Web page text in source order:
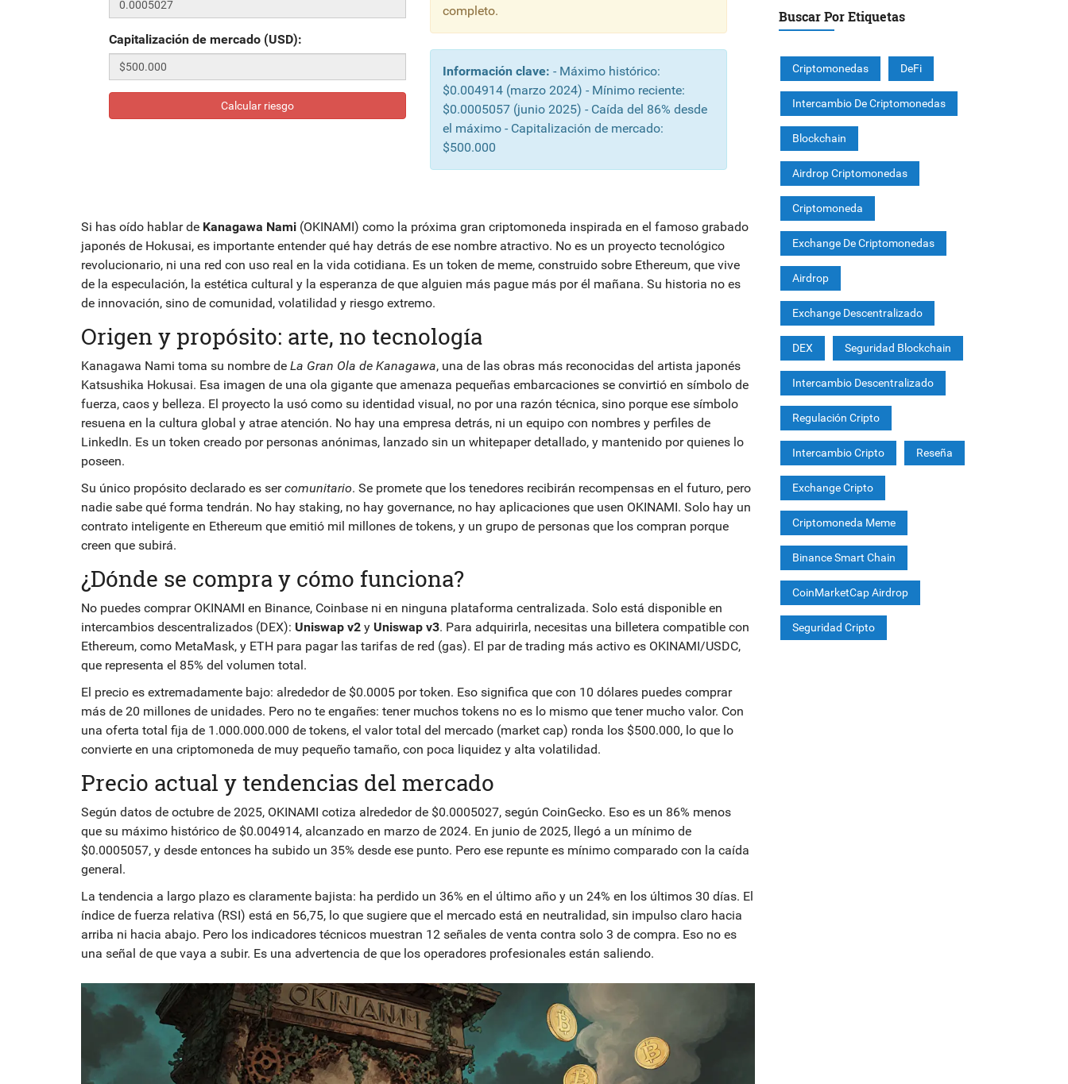
Capitalización de mercado (USD):
Calcular riesgo
completo.
Información clave: - Máximo histórico:
$0.004914 (marzo 2024) - Mínimo reciente:
$0.0005057 (junio 2025) - Caída del 86% desde
el máximo - Capitalización de mercado:
$500.000
Si has oído hablar de Kanagawa Nami (OKINAMI) como la próxima gran criptomoneda inspirada en el famoso grabado
japonés de Hokusai, es importante entender qué hay detrás de ese nombre atractivo. No es un proyecto tecnológico
revolucionario, ni una red con uso real en la vida cotidiana. Es un token de meme, construido sobre Ethereum, que vive
de la especulación, la estética cultural y la esperanza de que alguien más pague más por él mañana. Su historia no es
de innovación, sino de comunidad, volatilidad y riesgo extremo.
Origen y propósito: arte, no tecnología
Kanagawa Nami toma su nombre de La Gran Ola de Kanagawa, una de las obras más reconocidas del artista japonés
Katsushika Hokusai. Esa imagen de una ola gigante que amenaza pequeñas embarcaciones se convirtió en símbolo de
fuerza, caos y belleza. El proyecto la usó como su identidad visual, no por una razón técnica, sino porque ese símbolo
resuena en la cultura global y atrae atención. No hay una empresa detrás, ni un equipo con nombres y perfiles de
LinkedIn. Es un token creado por personas anónimas, lanzado sin un whitepaper detallado, y mantenido por quienes lo
poseen.
Su único propósito declarado es sercomunitario. Se promete que los tenedores recibirán recompensas en el futuro, pero
nadie sabe qué forma tendrán. No hay staking, no hay governance, no hay aplicaciones que usen OKINAMI. Solo hay un
contrato inteligente en Ethereum que emitió mil millones de tokens, y un grupo de personas que los compran porque
creen que subirá.
¿Dónde se compra y cómo funciona?
No puedes comprar OKINAMI en Binance, Coinbase ni en ninguna plataforma centralizada. Solo está disponible en
intercambios descentralizados (DEX): Uniswap v2 y Uniswap v3. Para adquirirla, necesitas una billetera compatible con
Ethereum, como MetaMask, y ETH para pagar las tarifas de red (gas). El par de trading más activo es OKINAMI/USDC,
que representa el 85% del volumen total.
El precio es extremadamente bajo: alrededor de $0.0005 por token. Eso significa que con 10 dólares puedes comprar
más de 20 millones de unidades. Pero no te engañes: tener muchos tokens no es lo mismo que tener mucho valor. Con
una oferta total fija de 1.000.000.000 de tokens, el valor total del mercado (market cap) ronda los $500.000, lo que lo
convierte en una criptomoneda de muy pequeño tamaño, con poca liquidez y alta volatilidad.
Precio actual y tendencias del mercado
Según datos de octubre de 2025, OKINAMI cotiza alrededor de $0.0005027, según CoinGecko. Eso es un 86% menos
que su máximo histórico de $0.004914, alcanzado en marzo de 2024. En junio de 2025, llegó a un mínimo de
$0.0005057, y desde entonces ha subido un 35% desde ese punto. Pero ese repunte es mínimo comparado con la caída
general.
La tendencia a largo plazo es claramente bajista: ha perdido un 36% en el último año y un 24% en los últimos 30 días. El
índice de fuerza relativa (RSI) está en 56,75, lo que sugiere que el mercado está en neutralidad, sin impulso claro hacia
arriba ni hacia abajo. Pero los indicadores técnicos muestran 12 señales de venta contra solo 3 de compra. Eso no es
una señal de que vaya a subir. Es una advertencia de que los operadores profesionales están saliendo.
Buscar Por Etiquetas
Criptomonedas DeFi
Intercambio De Criptomonedas
Blockchain
Airdrop Criptomonedas
Criptomoneda
Exchange De Criptomonedas
Airdrop
Exchange Descentralizado
DEX Seguridad Blockchain
Intercambio Descentralizado
Regulación Cripto
Intercambio Cripto Reseña
Exchange Cripto
Criptomoneda Meme
Binance Smart Chain
CoinMarketCap Airdrop
Seguridad Cripto